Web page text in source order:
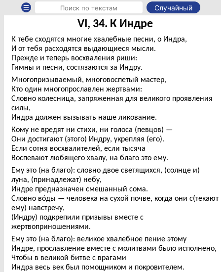
Случайный
VI, 34. К Индре
К тебе сходятся многие хвалебные песни, о Индра,
И от тебя расходятся выдающиеся мысли.
Прежде и теперь восхваления риши:
Гимны и песни, состязаются за Индру.
Многопризываемый, многовоспетый мастер,
Кто один многопрославлен жертвами:
Словно колесница, запряженная для великого проявления
силы,
Индра должен вызывать наше ликование.
Кому не вредят ни стихи, ни голоса (певцов) —
Они достигают (этого) Индру, укрепляя (его).
Если сотня восхвалителей, если тысяча
Воспевают любящего хвалу, на благо это ему.
Ему это (на благо): словно двое светящихся, (солнце и)
луна, (принадлежат) небу,
Индре предназначен смешанный сома.
Словно вóды — человека на сухой почве, когда они с(текают
ему) навстречу,
(Индру) подкрепили призывы вместе с
жертвоприношениями.
Ему это (на благо): великое хвалебное пение этому
Индре, прославление вместе с молитвами было исполнено,
Чтобы в великой битве с врагами
Индра весь век был помощником и покровителем.